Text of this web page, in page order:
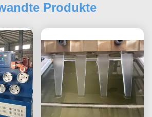
Produkte